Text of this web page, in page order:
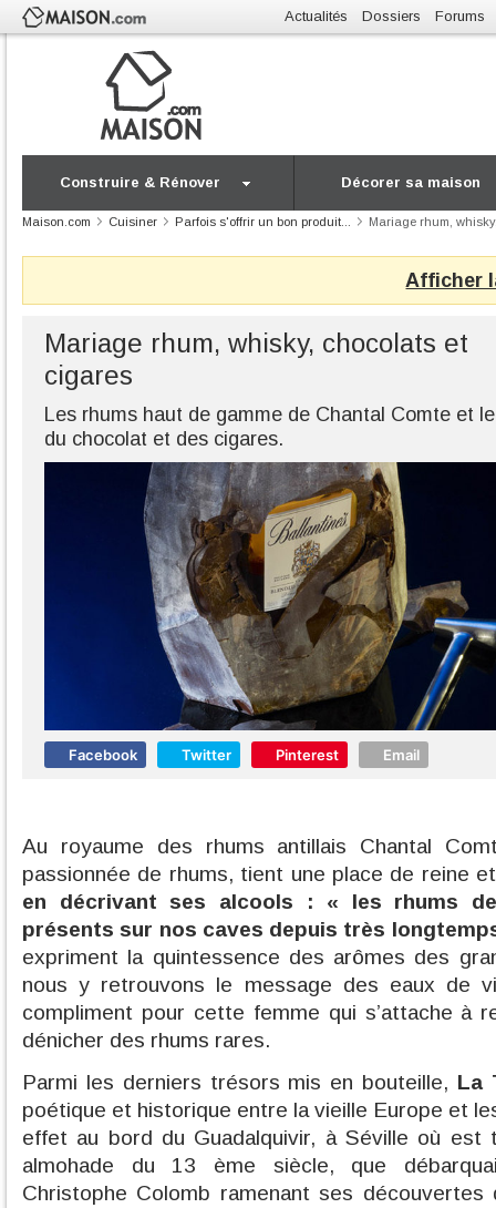
Actualités Dossiers Forums
Construire & Rénover Décorer sa maison
Maison.com Cuisiner Parfois s'offrir un bon produit... Mariage rhum,
Afficher
Mariage rhum, whisky, chocolats et
cigares
Les rhums haut de gamme de Chantal Comte et
du chocolat et des cigares.
Facebook Twitter Pinterest Email
Au royaume des rhums antillais Chantal
passionnée de rhums, tient une place de reine
en décrivant ses alcools : « les rhums
présents sur nos caves depuis très
expriment la quintessence des arômes des
nous y retrouvons le message des eaux de
compliment pour cette femme qui s’attache à
dénicher des rhums rares.
Parmi les derniers trésors mis en bouteille, La
poétique et historique entre la vieille Europe et
effet au bord du Guadalquivir, à Séville où est
almohade du 13 ème siècle, que
Christophe Colomb ramenant ses découvertes